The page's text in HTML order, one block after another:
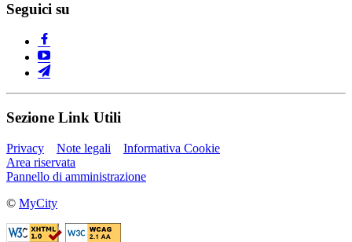
Seguici su
Sezione Link Utili
Privacy Note legali
Informativa Cookie
Area riservata
Pannello di amministrazione
© MyCity